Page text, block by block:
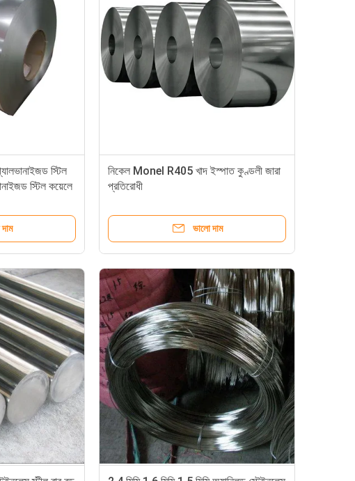
স্টিল
স্টিল কয়েলে
নিকেল Monel R405 খাদ ইস্পাত কুণ্ডলী জারা
প্রতিরোধী
ভালো দাম